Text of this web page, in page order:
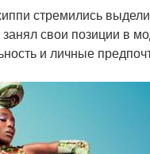
стремились
свои позиции в
и личные